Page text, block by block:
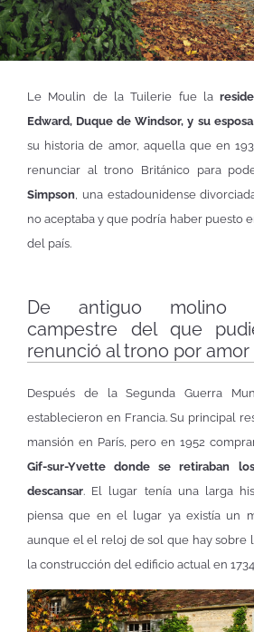
Le Moulin de la Tuilerie fue la
Edward, Duque de Windsor, y su esposa
su historia de amor, aquella que en
renunciar al trono Británico para
Simpson, una estadounidense
no aceptaba y que podría haber puesto
del país.
De antiguo molino
campestre del que
renunció al trono por amor
Después de la Segunda Guerra
establecieron en Francia. Su principal
mansión en París, pero en 1952
Gif-sur-Yvette donde se retiraban
descansar. El lugar tenía una larga
piensa que en el lugar ya existía un
aunque el el reloj de sol que hay sobre
la construcción del edificio actual en